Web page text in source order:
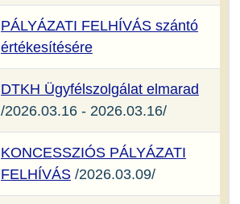
PÁLYÁZATI FELHÍVÁS szántó
értékesítésére
DTKH Ügyfélszolgálat elmarad
/2026.03.16 - 2026.03.16/
KONCESSZIÓS PÁLYÁZATI
FELHÍVÁS /2026.03.09/